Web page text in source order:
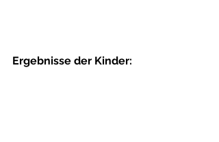
Ergebnisse der Kinder: